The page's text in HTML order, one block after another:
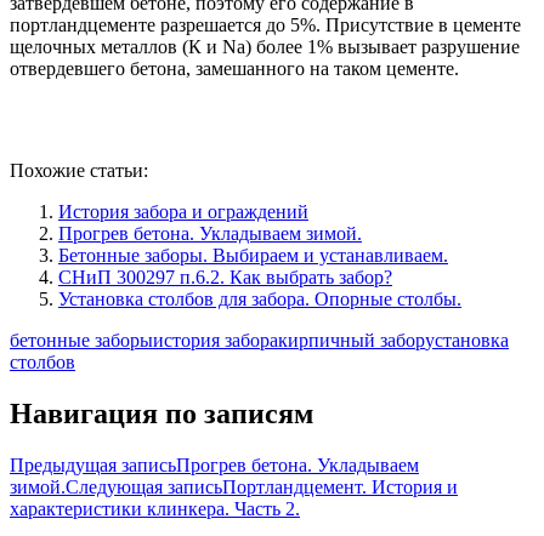
портландцементе разрешается до 5%. Присутствие в цементе
щелочных металлов (К и Na) более 1% вызывает разрушение
отвердевшего бетона, замешанного на таком цементе.
Похожие статьи:
История забора и ограждений
Прогрев бетона. Укладываем зимой.
Бетонные заборы. Выбираем и устанавливаем.
СНиП 300297 п.6.2. Как выбрать забор?
Установка столбов для забора. Опорные столбы.
бетонные заборыистория заборакирпичный заборустановка
столбов
Навигация по записям
Предыдущая записьПрогрев бетона. Укладываем
зимой.Следующая записьПортландцемент. История и
характеристики клинкера. Часть 2.